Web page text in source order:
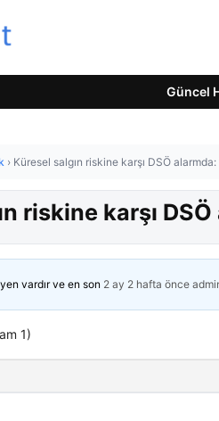
Güncel
› Küresel salgın riskine karşı DSÖ alarmda:
riskine karşı
vardır ve en son 2 ay 2 hafta önce
1)